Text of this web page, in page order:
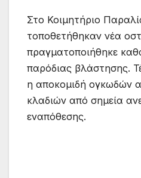
Στο Κοιμητήριο
τοποθετήθηκαν νέα
πραγματοποιήθηκε
παρόδιας βλάστησης.
η αποκομιδή ογκωδών
κλαδιών από σημεία
εναπόθεσης.